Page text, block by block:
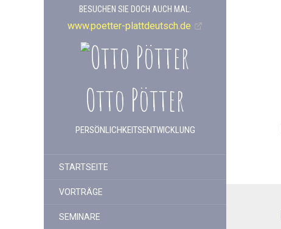
BESUCHEN SIE DOCH AUCH MAL:
www.poetter-plattdeutsch.de
Otto Pötter
PERSÖNLICHKEITSENTWICKLUNG
STARTSEITE
VORTRÄGE
SEMINARE